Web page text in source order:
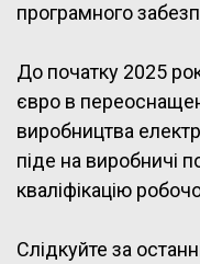
програмного
До початку 2025
євро в
виробництва
піде на виробничі
кваліфікацію
Слідкуйте за